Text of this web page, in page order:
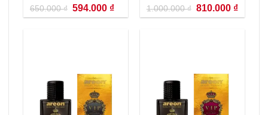
650.000₫ Giá
gốc
là:
594.000 ₫Giá
hiện
tại
1.000.000₫ Giá
gốc
là:
810.000 ₫Giá
hiện
tại